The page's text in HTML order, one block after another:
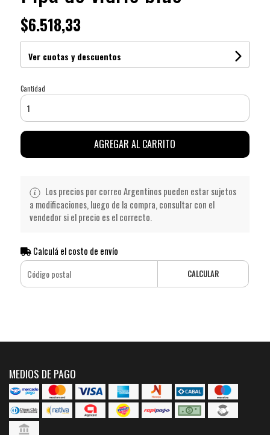
$6.518,33
Ver cuotas y descuentos
Cantidad
AGREGAR AL CARRITO
Los precios por correo Argentinos pueden estar sujetos
a modificaciones, luego de la compra, consultar con el
vendedor si el precio es el correcto.
Calculá el costo de envío
CALCULAR
MEDIOS DE PAGO